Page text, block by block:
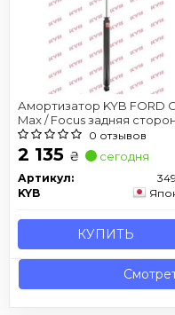
Амортизатор KYB FORD
Max / Focus задняя
10 - (Gas)
0 отзывов
2 135 ₴ сегодня
Артикул:
KYB
КУПИТЬ